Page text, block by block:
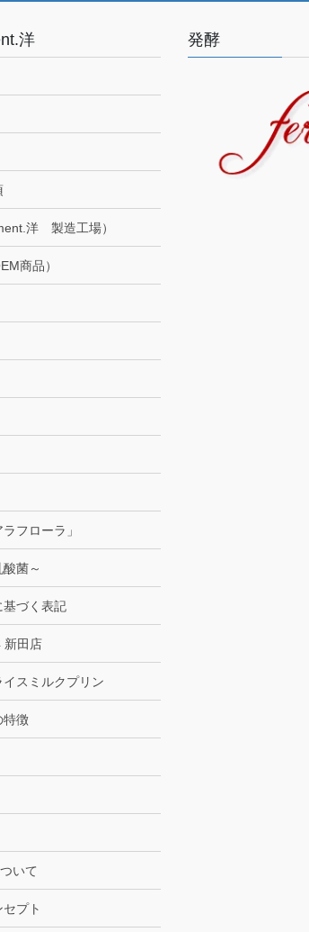
洋
洋 製造工場）
商品）
フローラ」
菌～
基づく表記
新田店
スミルクプリン
特徴
いて
プト
発酵